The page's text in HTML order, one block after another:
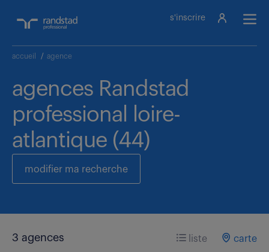
s'inscrire
accueil / agence
agences Randstad
professional loire-
atlantique (44)
modifier ma recherche
3 agences liste carte